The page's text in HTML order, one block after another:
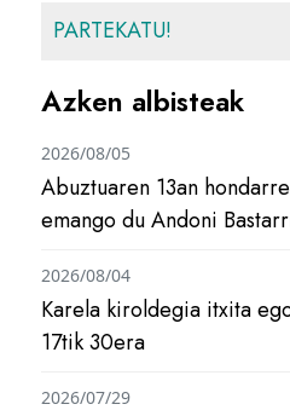
PARTEKATU!
Azken albisteak
Abuztuaren 13an
emango du Andoni
2026/08/05
Karela kiroldegia itxita
17tik 30era
2026/08/04
2026/07/29